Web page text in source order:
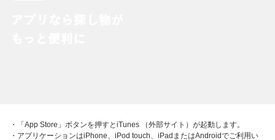
・「App Store」ボタンを押すとiTunes （外部サイト）が起動します。
・アプリケーションはiPhone、iPod touch、iPadまたはAndroidでご利用い